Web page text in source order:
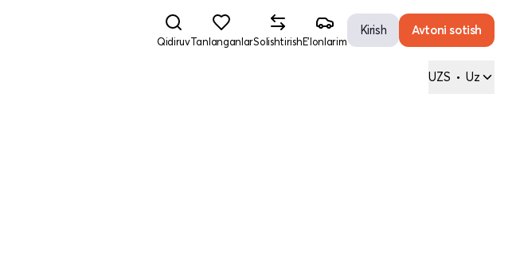
QidiruvTanlanganlarSolishtirishE'lonlarim
Kirish Avtoni sotish
UZS • Uz